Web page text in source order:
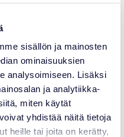
sisällön ja mainosten
ominaisuuksien
analysoimiseen. Lisäksi
ja analytiikka-
miten käytät
yhdistää näitä tietoja
heille tai joita on kerätty,